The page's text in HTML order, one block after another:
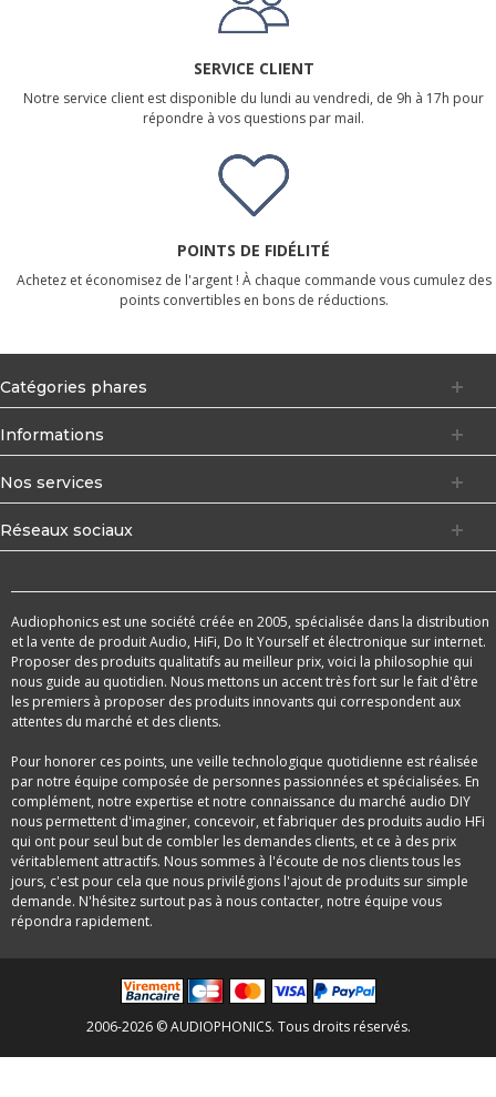
SERVICE CLIENT
Notre service client est disponible du lundi au vendredi, de 9h à 17h pour
répondre à vos questions par mail.
POINTS DE FIDÉLITÉ
Achetez et économisez de l'argent ! À chaque commande vous cumulez des
points convertibles en bons de réductions.
Catégories phares
Informations
Nos services
Réseaux sociaux
Audiophonics est une société créée en 2005, spécialisée dans la distribution
et la vente de produit Audio, HiFi, Do It Yourself et électronique sur internet.
Proposer des produits qualitatifs au meilleur prix, voici la philosophie qui
nous guide au quotidien. Nous mettons un accent très fort sur le fait d'être
les premiers à proposer des produits innovants qui correspondent aux
attentes du marché et des clients.
Pour honorer ces points, une veille technologique quotidienne est réalisée
par notre équipe composée de personnes passionnées et spécialisées. En
complément, notre expertise et notre connaissance du marché audio DIY
nous permettent d'imaginer, concevoir, et fabriquer des produits audio HFi
qui ont pour seul but de combler les demandes clients, et ce à des prix
véritablement attractifs. Nous sommes à l'écoute de nos clients tous les
jours, c'est pour cela que nous privilégions l'ajout de produits sur simple
demande. N'hésitez surtout pas à nous contacter, notre équipe vous
répondra rapidement.
2006-2026 © AUDIOPHONICS. Tous droits réservés.